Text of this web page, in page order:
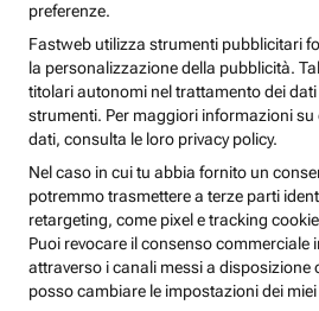
preferenze.
Fastweb utilizza strumenti pubblicitari
la personalizzazione della pubblicità.
titolari autonomi nel trattamento dei
strumenti. Per maggiori informazioni
dati, consulta le loro privacy policy.
Nel caso in cui tu abbia fornito un
potremmo trasmettere a terze parti
retargeting, come pixel e tracking
Puoi revocare il consenso commerciale
attraverso i canali messi a disposizione
posso cambiare le impostazioni dei miei